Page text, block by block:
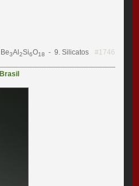
Be3Al 2Si6O18 - 9. Silicatos #1746
Brasil